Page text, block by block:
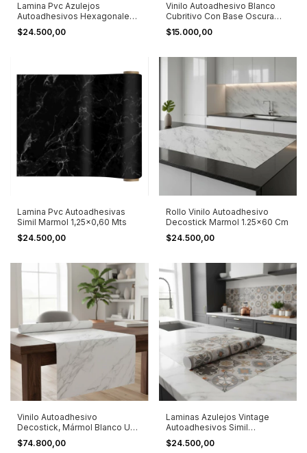
Lamina Pvc Azulejos
Autoadhesivos Hexagonales
1,25x0,60 Mts
$24.500,00
Vinilo Autoadhesivo Blanco
Cubritivo Con Base Oscura
Blanco
$15.000,00
Lamina Pvc Autoadhesivas
Simil Marmol 1,25x0,60 Mts
$24.500,00
Rollo Vinilo Autoadhesivo
Decostick Marmol 1.25x60 Cm
$24.500,00
Vinilo Autoadhesivo
Decostick, Mármol Blanco Uv
1,25x1.8 M. Blanco
$74.800,00
Laminas Azulejos Vintage
Autoadhesivos Simil
Calacareos 32 U Tostados
Grises
$24.500,00